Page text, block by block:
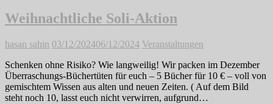
Weihnachtliche Soli-Aktion
hasan sahin 03/12/202406/12/2024 Veranstaltungen
Schenken ohne Risiko? Wie langweilig! Wir packen im Dezember
Überraschungs-Büchertüten für euch – 5 Bücher für 10 € – voll von
gemischtem Wissen aus alten und neuen Zeiten. ( Auf dem Bild
steht noch 10, lasst euch nicht verwirren, aufgrund…